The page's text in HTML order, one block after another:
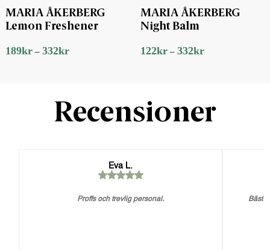
MARIA ÅKERBERG
Lemon Freshener
189kr– 332kr
MARIA ÅKERBERG
Night Balm
122kr– 332kr
Recensioner
Eva L.
Proffs och trevlig personal. Bästa